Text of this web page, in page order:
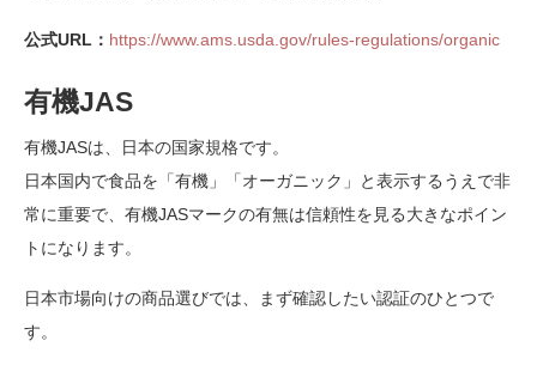
公式URL： https://www.ams.usda.gov/rules-regulations/organic
有機JAS
有機JASは、日本の国家規格です。
日本国内で食品を「有機」「オーガニック」と表示するうえで非
常に重要で、有機JASマークの有無は信頼性を見る大きなポイン
トになります。
日本市場向けの商品選びでは、まず確認したい認証のひとつで
す。